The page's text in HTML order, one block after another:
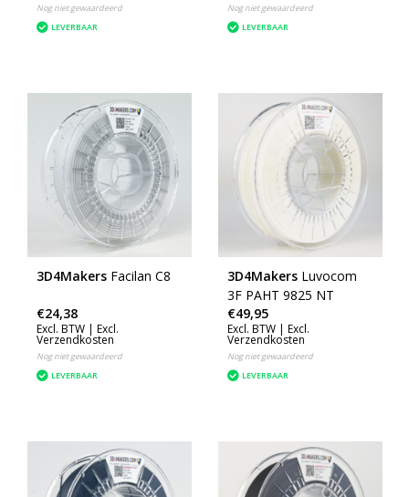
Nog niet gewaardeerd
LEVERBAAR
Nog niet gewaardeerd
LEVERBAAR
3D4Makers Facilan C8
€24,38
Excl. BTW | Excl.
Verzendkosten
Nog niet gewaardeerd
LEVERBAAR
3D4Makers Luvocom
3F PAHT 9825 NT
€49,95
Excl. BTW | Excl.
Verzendkosten
Nog niet gewaardeerd
LEVERBAAR